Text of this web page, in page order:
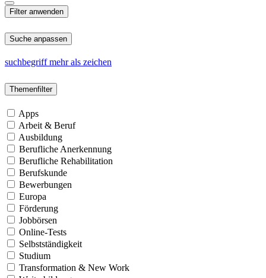
Suche anpassen
suchbegriffmehrals zeichen
Themenfilter
Apps
Arbeit & Beruf
Ausbildung
Berufliche Anerkennung
Berufliche Rehabilitation
Berufskunde
Bewerbungen
Europa
Förderung
Jobbörsen
Online-Tests
Selbstständigkeit
Studium
Transformation & New Work